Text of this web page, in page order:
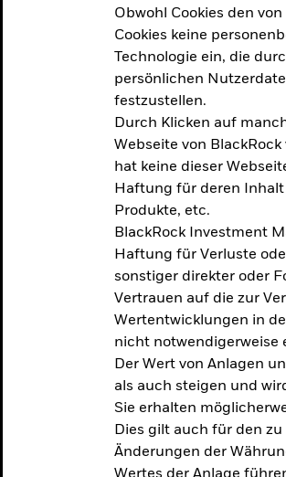
Obwohl Cookies den
Cookies keine
Technologie ein, die
persönlichen
festzustellen.
Durch Klicken auf
Webseite von
hat keine dieser
Haftung für deren
Produkte, etc.
BlackRock Investment
Haftung für Verluste
sonstiger direkter oder
Vertrauen auf die zur
Wertentwicklungen in
nicht notwendigerweise
Der Wert von Anlagen
als auch steigen und
Sie erhalten
Dies gilt auch für den
Änderungen der